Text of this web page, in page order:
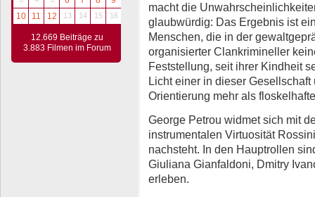
10
11 12 13 14 15 16
12.669 Beiträge zu
3.883 Filmen im Forum
macht die
glaubwürdig: Das Ergebnis ist
Menschen, die in der
organisierter Clankrimineller
Feststellung, seit ihrer Kindheit
Licht einer in dieser
Orientierung mehr als
George Petrou widmet sich mit
instrumentalen Virtuosität
nachsteht. In den Hauptrollen
Giuliana Gianfaldoni, Dmitry
erleben.